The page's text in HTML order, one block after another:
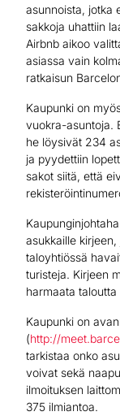
asunnoista, jotka
sakkoja uhattiin
Airbnb aikoo
asiassa vain
ratkaisun
Kaupunki on
vuokra-asuntoja.
he löysivät 234
ja pyydettiin
sakot siitä, että
asukkaille
taloyhtiössä
turisteja. Kirjeen
harmaata
Kaupunki on
(http://
tarkistaa onko
voivat sekä
ilmoituksen
375 ilmiantoa.